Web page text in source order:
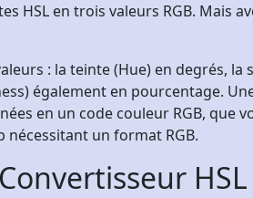
HSL en trois valeurs RGB. Mais
: la teinte (Hue) en degrés,
également en pourcentage.
en un code couleur RGB, que
un format RGB.
HSL